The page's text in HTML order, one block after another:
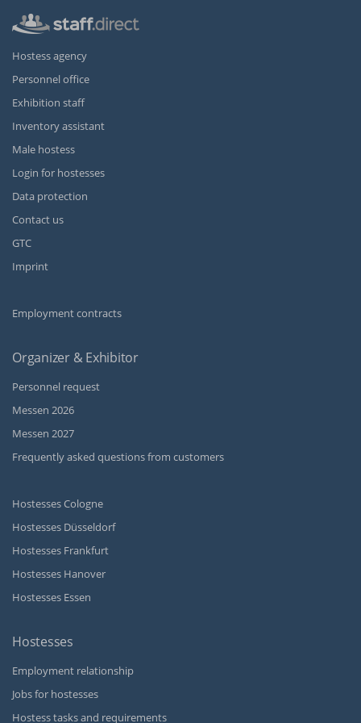
Hostess agency
Personnel office
Exhibition staff
Inventory assistant
Male hostess
Login for hostesses
Data protection
Contact us
GTC
Imprint
Employment contracts
Organizer & Exhibitor
Personnel request
Messen 2026
Messen 2027
Frequently asked questions from customers
Hostesses Cologne
Hostesses Düsseldorf
Hostesses Frankfurt
Hostesses Hanover
Hostesses Essen
Hostesses
Employment relationship
Jobs for hostesses
Hostess tasks and requirements